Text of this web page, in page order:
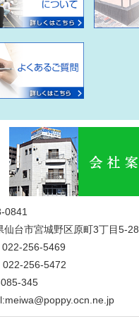
0841
仙台市宮城野区原町3丁目5-28
256-5469
256-5472
345